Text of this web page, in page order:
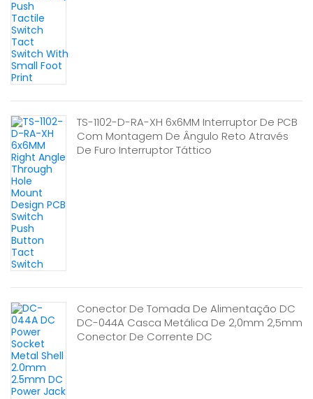
TS-1102-D-RA-XH 6x6MM Interruptor De PCB
Com Montagem De Ângulo Reto Através
De Furo Interruptor Táttico
Conector De Tomada De Alimentação DC
DC-044A Casca Metálica De 2,0mm 2,5mm
Conector De Corrente DC